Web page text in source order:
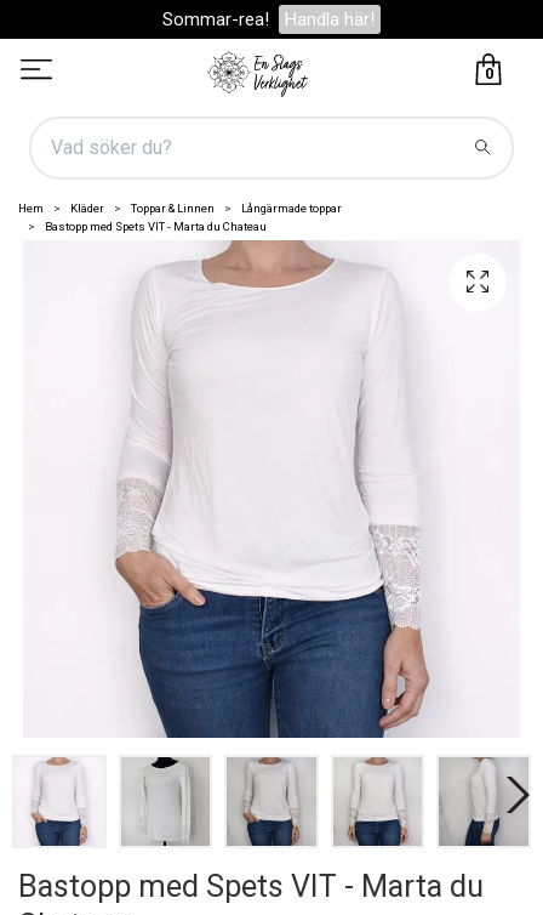
Sommar-rea! Handla här!
0
Hem Kläder Toppar & Linnen
Långärmade toppar
Bastopp med Spets VIT - Marta du Chateau
Bastopp med Spets VIT - Marta du